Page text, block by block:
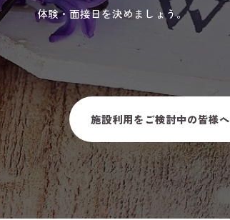
体験・面接日を決めましょう。
施設利用をご検討中の皆様へ